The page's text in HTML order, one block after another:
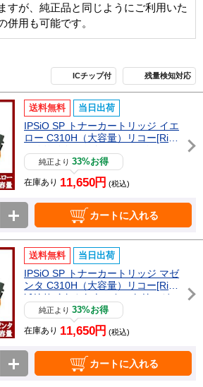
すが、純正品と同じようにご利用いた
併用も可能です。
ICチップ付 残量検知対応
送料無料 当日出荷
IPSiO SP トナーカートリッジ イエ
ロー C310H（大容量）リコー[Rico
h]リサイクルトナーカートリッジ
純正より33%お得
在庫あり 11,650円 (税込)
カートに入れる
送料無料 当日出荷
IPSiO SP トナーカートリッジ マゼ
ンタ C310H（大容量）リコー[Rico
h]リサイクルトナーカートリッジ
純正より33%お得
在庫あり 11,650円 (税込)
カートに入れる